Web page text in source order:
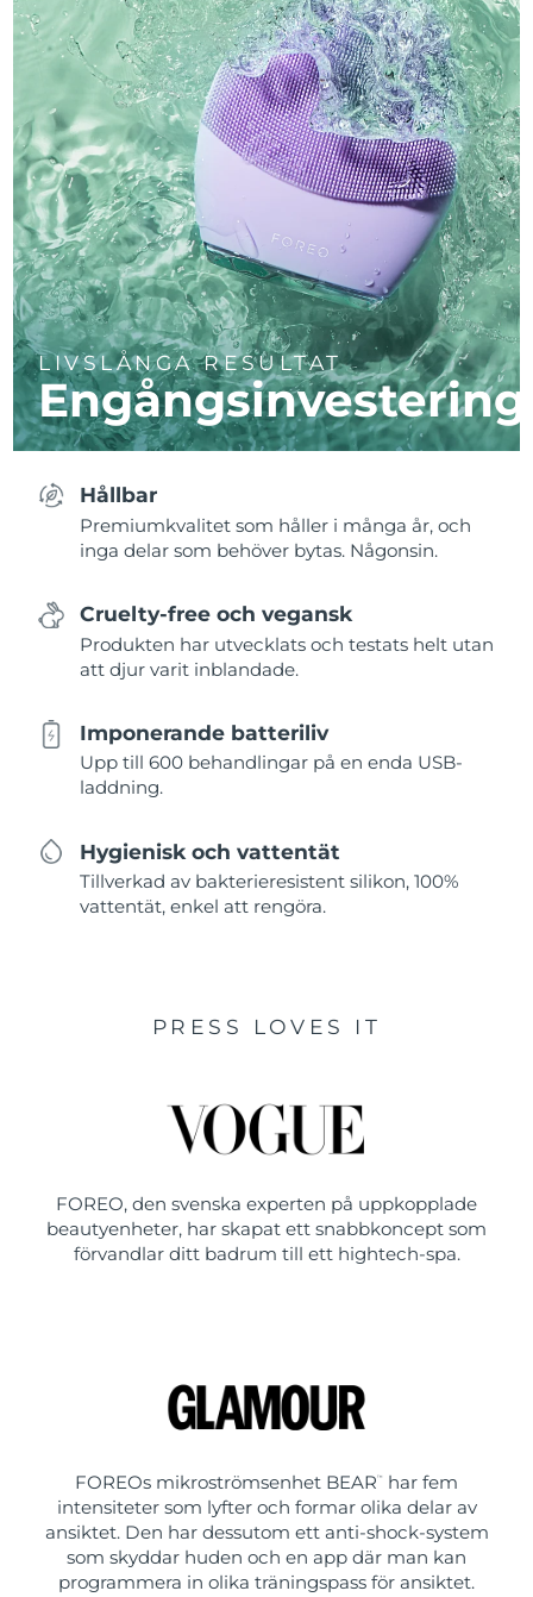
LIVSLÅNGA RESULTAT
Engångsinvestering
Hållbar
Premiumkvalitet som håller i många år, och
inga delar som behöver bytas. Någonsin.
Cruelty-free och vegansk
Produkten har utvecklats och testats helt utan
att djur varit inblandade.
Imponerande batteriliv
Upp till 600 behandlingar på en enda USB-
laddning.
Hygienisk och vattentät
Tillverkad av bakterieresistent silikon, 100%
vattentät, enkel att rengöra.
PRESS LOVES IT
FOREO, den svenska experten på uppkopplade
beautyenheter, har skapat ett snabbkoncept som
förvandlar ditt badrum till ett hightech-spa.
FOREOs mikroströmsenhet BEAR ™
har fem
intensiteter som lyfter och formar olika delar av
ansiktet. Den har dessutom ett anti-shock-system
som skyddar huden och en app där man kan
programmera in olika träningspass för ansiktet.